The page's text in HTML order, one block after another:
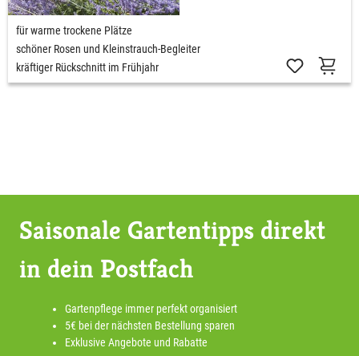
für warme trockene Plätze
schöner Rosen und Kleinstrauch-Begleiter
kräftiger Rückschnitt im Frühjahr
Saisonale Gartentipps direkt
in dein Postfach
Gartenpflege immer perfekt organisiert
5€ bei der nächsten Bestellung sparen
Exklusive Angebote und Rabatte